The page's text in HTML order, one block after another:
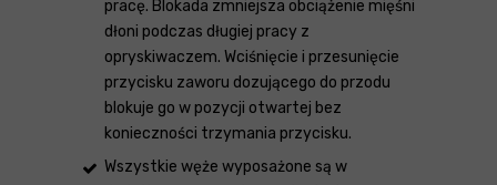
pracę. Blokada zmniejsza obciążenie mięśni
dłoni podczas długiej pracy z
opryskiwaczem. Wciśnięcie i przesunięcie
przycisku zaworu dozującego do przodu
blokuje go w pozycji otwartej bez
konieczności trzymania przycisku.
Wszystkie węże wyposażone są w